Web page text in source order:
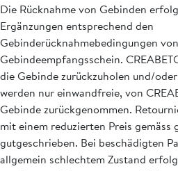
Die Rücknahme von Gebinden
Ergänzungen entsprechend den
Gebinderücknahmebedingungen
Gebindeempfangsschein.
die Gebinde zurückzuholen und/
werden nur einwandfreie, von
Gebinde zurückgenommen.
mit einem reduzierten Preis gemäss
gutgeschrieben. Bei beschädigten
allgemein schlechtem Zustand